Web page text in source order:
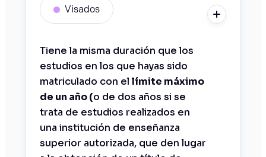
Visados
Tiene la misma duración que los
estudios en los que hayas sido
matriculado con el límite máximo
de un año (o de dos años si se
trata de estudios realizados en
una institución de enseñanza
superior autorizada, que den lugar